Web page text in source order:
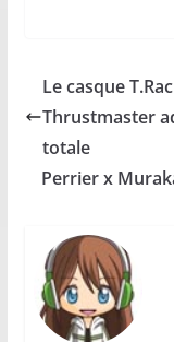
Le casque
Thrustmaster
totale
Perrier x